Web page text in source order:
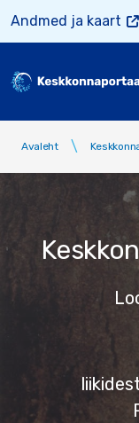
Liigu edasi põhisisu
Andmed ja kaart
Avaleht